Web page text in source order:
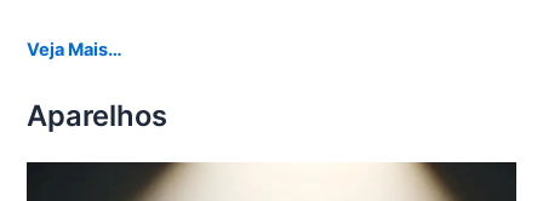
Veja Mais…
Aparelhos